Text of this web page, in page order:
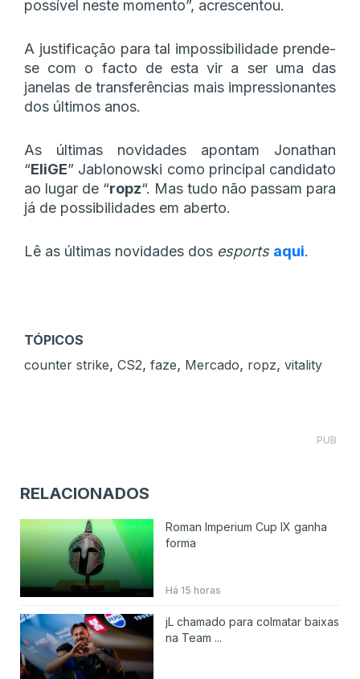
possível neste momento”, acrescentou.
A justificação para tal impossibilidade prende-
se com o facto de esta vir a ser uma das
janelas de transferências mais impressionantes
dos últimos anos.
As últimas novidades apontam Jonathan
“EliGE” Jablonowski como principal candidato
ao lugar de “ropz“. Mas tudo não passam para
já de possibilidades em aberto.
Lê as últimas novidades dos esports aqui.
TÓPICOS
counter strike, CS2, faze, Mercado, ropz, vitality
PUB
RELACIONADOS
Roman Imperium Cup IX ganha
forma
Há 15 horas
jL chamado para colmatar baixas
na Team ...